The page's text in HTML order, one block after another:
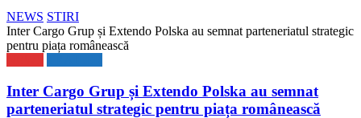
NEWS STIRI
Inter Cargo Grup și Extendo Polska au semnat parteneriatul strategic
pentru piața românească
Inter Cargo Grup și Extendo Polska au semnat
parteneriatul strategic pentru piața românească